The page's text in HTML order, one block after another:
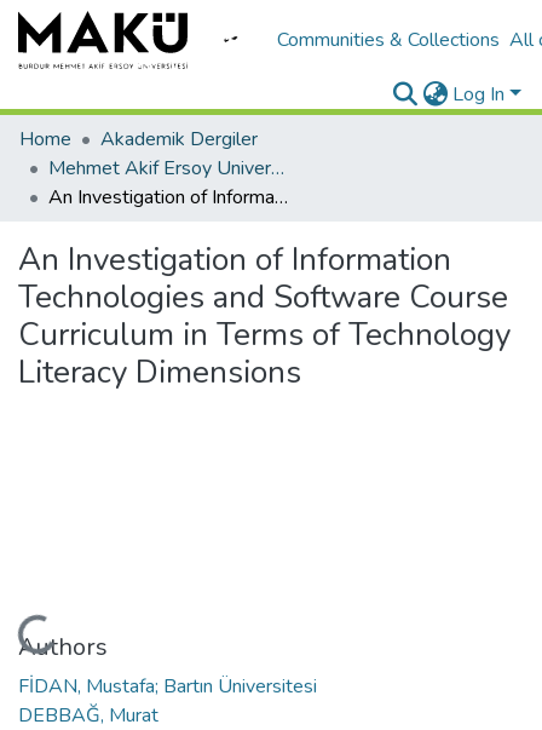
Communities & Collections All
Log In
Home
Akademik Dergiler
Mehmet Akif Ersoy University Journal of Education Faculty
An Investigation of Information Technologies and Software Course Curriculum in Terms of Technology Literacy Dimensions
An Investigation of Information
Technologies and Software Course
Curriculum in Terms of Technology
Literacy Dimensions
Loading...
Authors
FİDAN, Mustafa; Bartın Üniversitesi
DEBBAĞ, Murat